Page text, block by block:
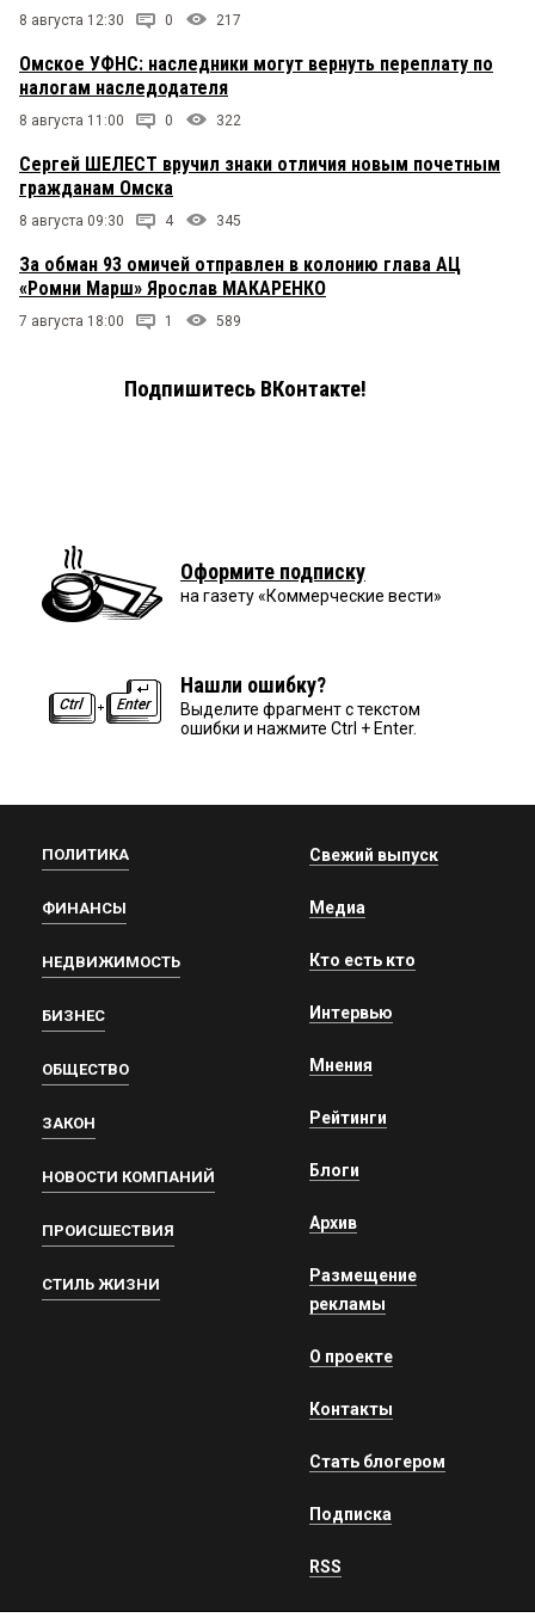
8 августа 12:30 0 217
Омское УФНС: наследники могут вернуть переплату по
налогам наследодателя
8 августа 11:00 0 322
Сергей ШЕЛЕСТ вручил знаки отличия новым почетным
гражданам Омска
8 августа 09:30 4 345
За обман 93 омичей отправлен в колонию глава АЦ
«Ромни Марш» Ярослав МАКАРЕНКО
7 августа 18:00 1 589
Подпишитесь ВКонтакте!
Оформите подписку
на газету «Коммерческие вести»
Нашли ошибку?
Выделите фрагмент с текстом
ошибки и нажмите Ctrl + Enter.
ПОЛИТИКА
ФИНАНСЫ
НЕДВИЖИМОСТЬ
БИЗНЕС
ОБЩЕСТВО
ЗАКОН
НОВОСТИ КОМПАНИЙ
ПРОИСШЕСТВИЯ
СТИЛЬ ЖИЗНИ
Свежий выпуск
Медиа
Кто есть кто
Интервью
Мнения
Рейтинги
Блоги
Архив
Размещение
рекламы
О проекте
Контакты
Стать блогером
Подписка
RSS